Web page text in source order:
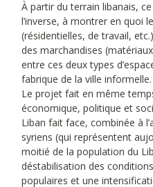
À partir du terrain libanais,
l’inverse, à montrer en quoi
(résidentielles, de travail,
des marchandises
entre ces deux types
fabrique de la ville informelle.
Le projet fait en même
économique, politique et
Liban fait face, combinée à
syriens (qui représentent
moitié de la population du
déstabilisation des
populaires et une